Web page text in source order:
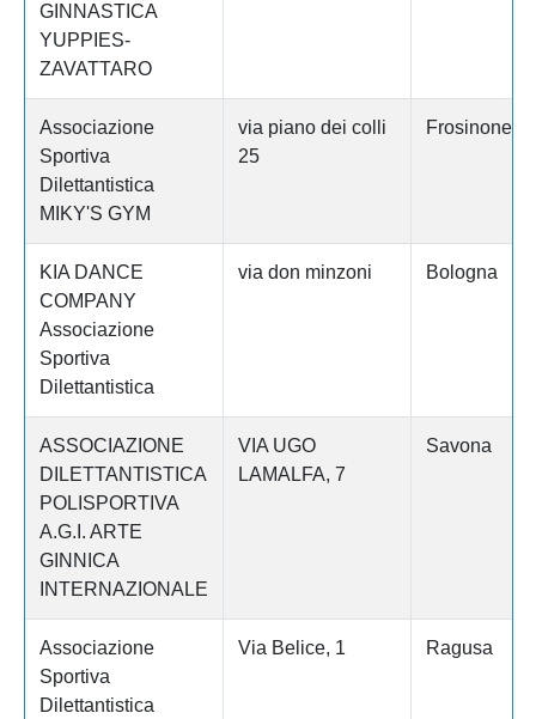
GINNASTICA
YUPPIES-
ZAVATTARO
Associazione
Sportiva
Dilettantistica
MIKY'S GYM
via piano dei colli
25
Frosinone
KIA DANCE
COMPANY
Associazione
Sportiva
Dilettantistica
via don minzoni Bologna
ASSOCIAZIONE
DILETTANTISTICA
POLISPORTIVA
A.G.I. ARTE
GINNICA
INTERNAZIONALE
VIA UGO
LAMALFA, 7
Savona
Associazione
Sportiva
Dilettantistica
Via Belice, 1 Ragusa